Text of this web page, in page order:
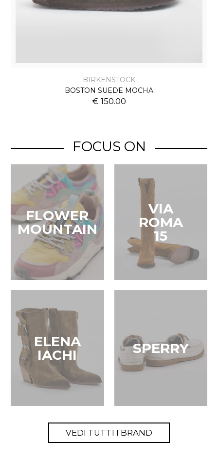
BIRKENSTOCK
BOSTON SUEDE MOCHA
€ 150.00
FOCUS ON
FLOWER
MOUNTAIN
VIA
ROMA
15
ELENA
IACHI
SPERRY
VEDI TUTTI I BRAND